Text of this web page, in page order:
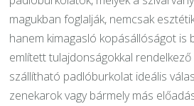
magukban foglalják, nemcsak
hanem kimagasló kopásállóságot is
említett tulajdonságokkal
szállítható padlóburkolat ideális
zenekarok vagy bármely más